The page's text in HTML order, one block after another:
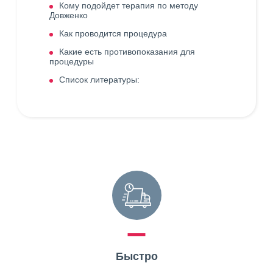
Кому подойдет терапия по методу
Довженко
Как проводится процедура
Какие есть противопоказания для
процедуры
Список литературы:
Быстро